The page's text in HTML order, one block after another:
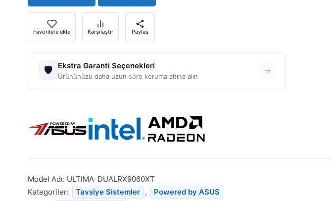
Favorilere ekle Karşılaştır Paylaş
🛡️ Ekstra Garanti Seçenekleri
Ürününüzü daha uzun süre koruma altına alın
→
Model Adı: ULTIMA-DUALRX9060XT
Kategoriler:
Tavsiye Sistemler ,
Powered by ASUS